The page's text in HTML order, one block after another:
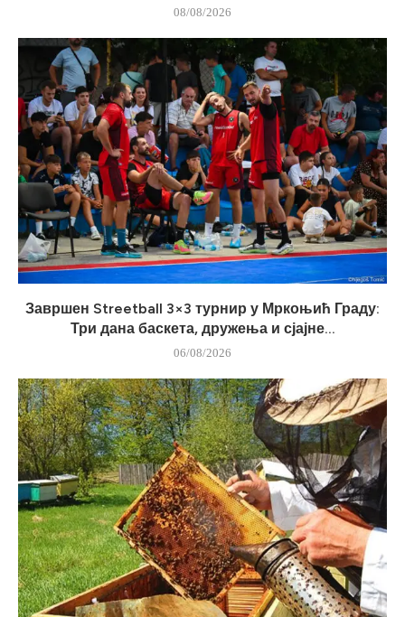
08/08/2026
Завршен Streetball 3×3 турнир у Мркоњић Граду:
Три дана баскета, дружења и сјајне...
06/08/2026